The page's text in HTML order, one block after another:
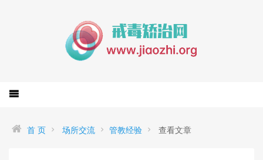
首 页 场所交流 管教经验 查看文章